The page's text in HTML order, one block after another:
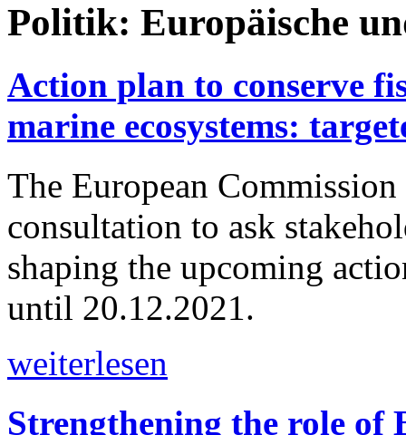
Politik: Europäische
Action plan to conserve
marine ecosystems:
The European Commission
consultation to ask
shaping the upcoming
until 20.12.2021.
weiterlesen
Strengthening the role